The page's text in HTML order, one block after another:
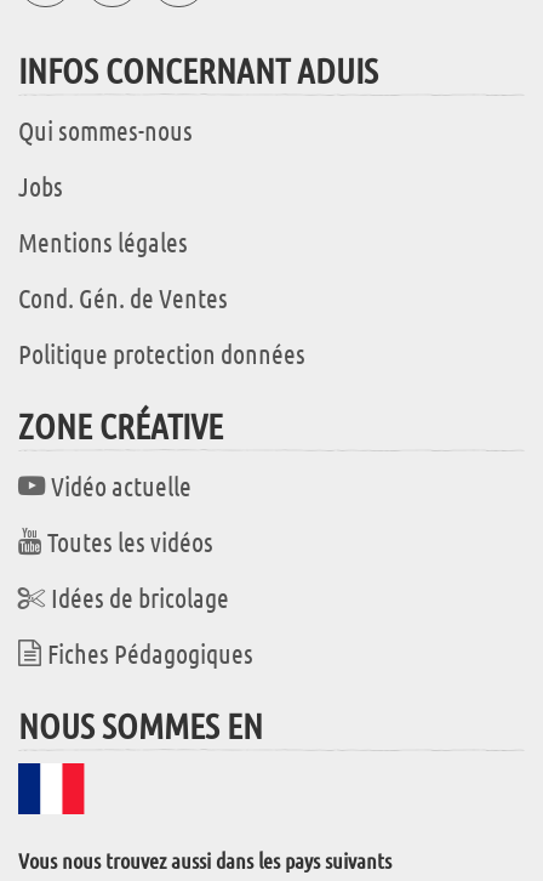
INFOS CONCERNANT ADUIS
Qui sommes-nous
Jobs
Mentions légales
Cond. Gén. de Ventes
Politique protection données
ZONE CRÉATIVE
Vidéo actuelle
Toutes les vidéos
Idées de bricolage
Fiches Pédagogiques
NOUS SOMMES EN
Vous nous trouvez aussi dans les pays suivants